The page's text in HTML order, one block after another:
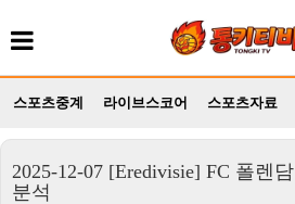
스포츠중계 라이브스코어 스포츠자료
2025-12-07 [Eredivisie] FC 폴렌
분석